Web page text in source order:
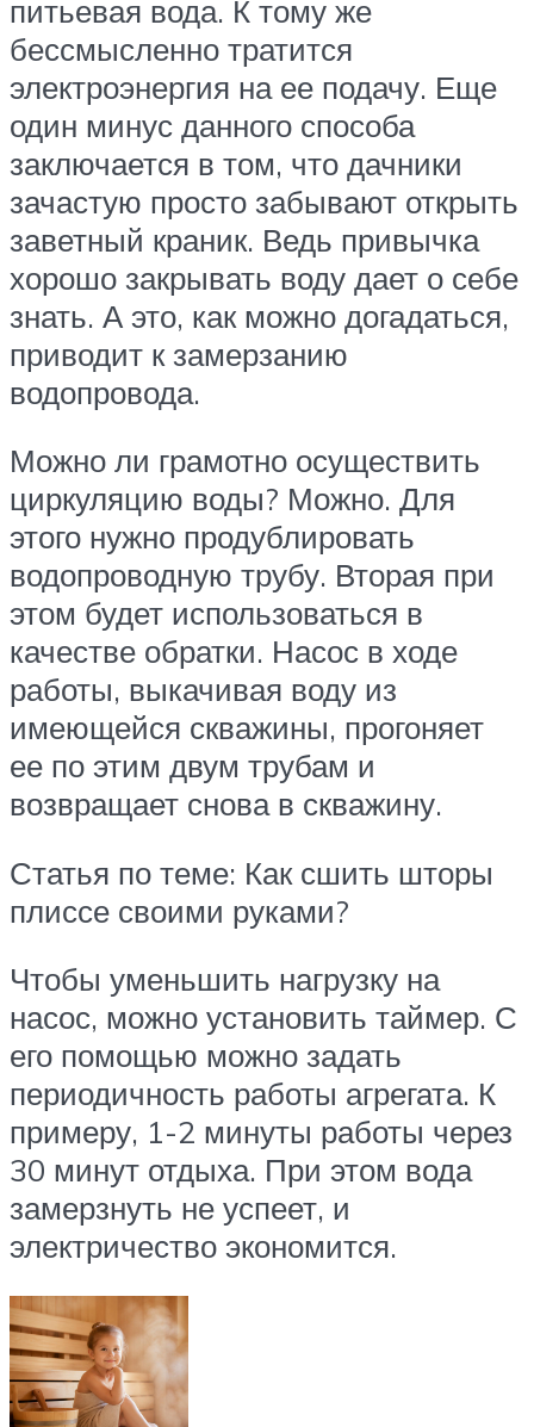
питьевая вода. К тому же
бессмысленно тратится
электроэнергия на ее подачу. Еще
один минус данного способа
заключается в том, что дачники
зачастую просто забывают открыть
заветный краник. Ведь привычка
хорошо закрывать воду дает о себе
знать. А это, как можно догадаться,
приводит к замерзанию
водопровода.
Можно ли грамотно осуществить
циркуляцию воды? Можно. Для
этого нужно продублировать
водопроводную трубу. Вторая при
этом будет использоваться в
качестве обратки. Насос в ходе
работы, выкачивая воду из
имеющейся скважины, прогоняет
ее по этим двум трубам и
возвращает снова в скважину.
Статья по теме: Как сшить шторы
плиссе своими руками?
Чтобы уменьшить нагрузку на
насос, можно установить таймер. С
его помощью можно задать
периодичность работы агрегата. К
примеру, 1-2 минуты работы через
30 минут отдыха. При этом вода
замерзнуть не успеет, и
электричество экономится.